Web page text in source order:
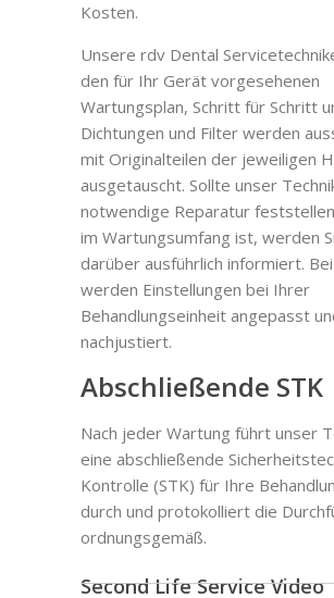
Kosten.
Unsere rdv Dental
den für Ihr Gerät vorgesehenen
Wartungsplan, Schritt für Schritt
Dichtungen und Filter werden
mit Originalteilen der jeweiligen
ausgetauscht. Sollte unser
notwendige Reparatur
im Wartungsumfang ist, werden
darüber ausführlich informiert.
werden Einstellungen bei Ihrer
Behandlungseinheit angepasst
nachjustiert.
Abschließende STK
Nach jeder Wartung führt unser
eine abschließende
Kontrolle (STK) für Ihre
durch und protokolliert die
ordnungsgemäß.
Second Life Service Video